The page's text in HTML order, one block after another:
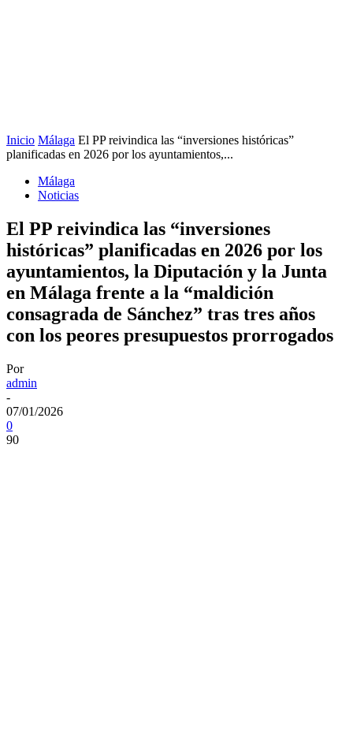
Inicio Málaga El PP reivindica las “inversiones históricas”
planificadas en 2026 por los ayuntamientos,...
Málaga
Noticias
El PP reivindica las “inversiones
históricas” planificadas en 2026 por los
ayuntamientos, la Diputación y la Junta
en Málaga frente a la “maldición
consagrada de Sánchez” tras tres años
con los peores presupuestos prorrogados
Por
admin
-
07/01/2026
0
90